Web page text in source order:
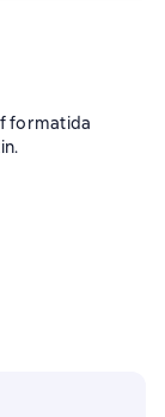
formatida